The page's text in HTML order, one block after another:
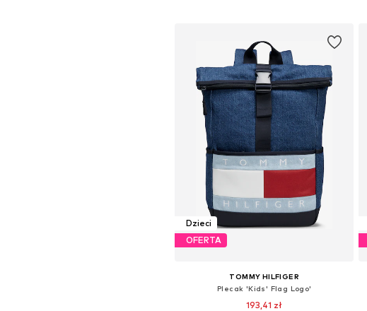
Dzieci
OFERTA
TOMMY HILFIGER
Plecak 'Kids' Flag Logo'
193,41 zł